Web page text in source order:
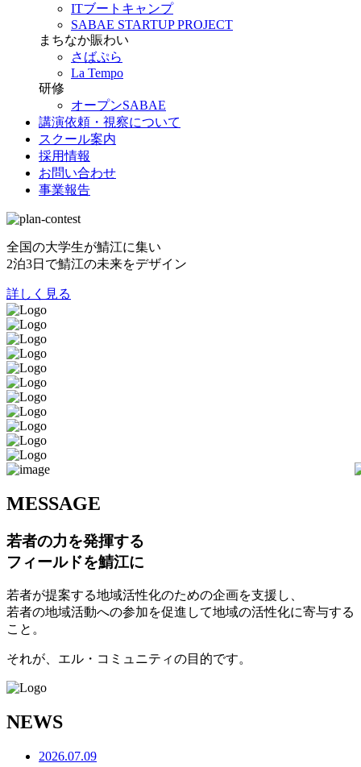
ITブートキャンプ
SABAE STARTUP PROJECT
まちなか賑わい
さばぷら
La Tempo
研修
オープンSABAE
講演依頼・視察について
スクール案内
採用情報
お問い合わせ
事業報告
全国の大学生が鯖江に集い
2泊3日で鯖江の未来をデザイン
詳しく見る
MESSAGE
若者の力を発揮する
フィールドを鯖江に
若者が提案する地域活性化のための企画を支援し、
若者の地域活動への参加を促進して地域の活性化に寄与する
こと。
それが、エル・コミュニティの目的です。
NEWS
2026.07.09